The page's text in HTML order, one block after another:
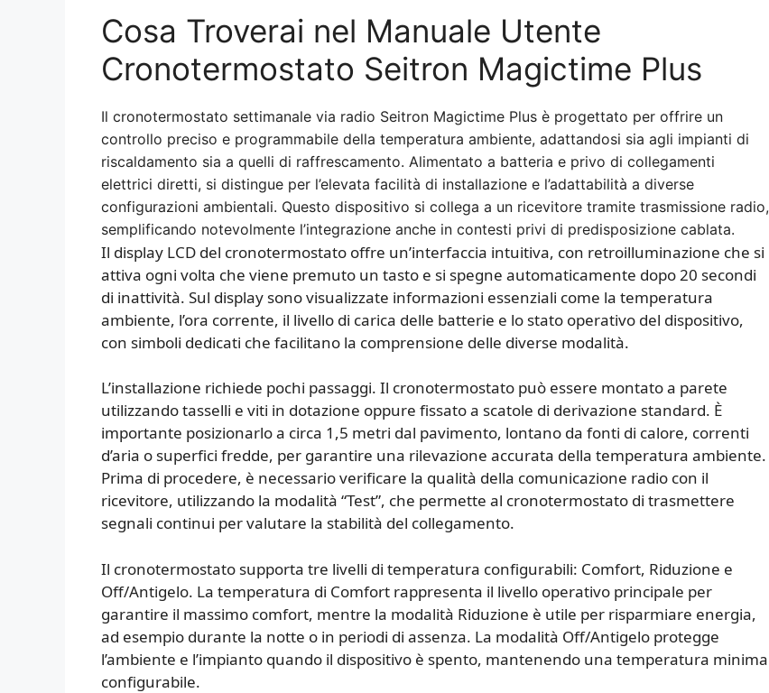
Cosa Troverai nel Manuale Utente
Cronotermostato Seitron Magictime Plus
Il cronotermostato settimanale via radio Seitron Magictime Plus è progettato per offrire un
controllo preciso e programmabile della temperatura ambiente, adattandosi sia agli impianti di
riscaldamento sia a quelli di raffrescamento. Alimentato a batteria e privo di collegamenti
elettrici diretti, si distingue per l’elevata facilità di installazione e l’adattabilità a diverse
configurazioni ambientali. Questo dispositivo si collega a un ricevitore tramite trasmissione radio,
semplificando notevolmente l’integrazione anche in contesti privi di predisposizione cablata.
Il display LCD del cronotermostato offre un’interfaccia intuitiva, con retroilluminazione che si
attiva ogni volta che viene premuto un tasto e si spegne automaticamente dopo 20 secondi
di inattività. Sul display sono visualizzate informazioni essenziali come la temperatura
ambiente, l’ora corrente, il livello di carica delle batterie e lo stato operativo del dispositivo,
con simboli dedicati che facilitano la comprensione delle diverse modalità.
L’installazione richiede pochi passaggi. Il cronotermostato può essere montato a parete
utilizzando tasselli e viti in dotazione oppure fissato a scatole di derivazione standard. È
importante posizionarlo a circa 1,5 metri dal pavimento, lontano da fonti di calore, correnti
d’aria o superfici fredde, per garantire una rilevazione accurata della temperatura ambiente.
Prima di procedere, è necessario verificare la qualità della comunicazione radio con il
ricevitore, utilizzando la modalità “Test”, che permette al cronotermostato di trasmettere
segnali continui per valutare la stabilità del collegamento.
Il cronotermostato supporta tre livelli di temperatura configurabili: Comfort, Riduzione e
Off/Antigelo. La temperatura di Comfort rappresenta il livello operativo principale per
garantire il massimo comfort, mentre la modalità Riduzione è utile per risparmiare energia,
ad esempio durante la notte o in periodi di assenza. La modalità Off/Antigelo protegge
l’ambiente e l’impianto quando il dispositivo è spento, mantenendo una temperatura minima
configurabile.